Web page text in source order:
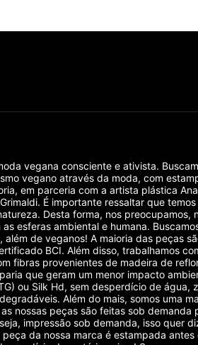
vegana consciente e ativista.
vegano através da moda, com
em parceria com a artista plástica
É importante ressaltar que
Desta forma, nos preocupamos,
esferas ambiental e humana.
além de veganos! A maioria das peças
BCI. Além disso, trabalhamos
fibras provenientes de madeira de
que geram um menor impacto
ou Silk Hd, sem desperdício de água,
Além do mais, somos uma
nossas peças são feitas sob demanda
impressão sob demanda, isso quer
da nossa marca é estampada